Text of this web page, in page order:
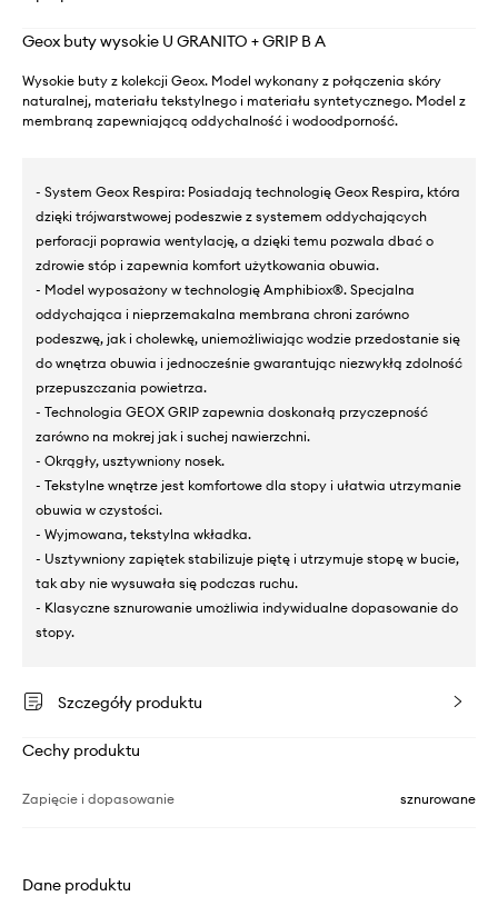
Geox buty wysokie U GRANITO + GRIP B A
Wysokie buty z kolekcji Geox. Model wykonany z połączenia skóry
naturalnej, materiału tekstylnego i materiału syntetycznego. Model z
membraną zapewniającą oddychalność i wodoodporność.
- System Geox Respira: Posiadają technologię Geox Respira, która
dzięki trójwarstwowej podeszwie z systemem oddychających
perforacji poprawia wentylację, a dzięki temu pozwala dbać o
zdrowie stóp i zapewnia komfort użytkowania obuwia.
- Model wyposażony w technologię Amphibiox®. Specjalna
oddychająca i nieprzemakalna membrana chroni zarówno
podeszwę, jak i cholewkę, uniemożliwiając wodzie przedostanie się
do wnętrza obuwia i jednocześnie gwarantując niezwykłą zdolność
przepuszczania powietrza.
- Technologia GEOX GRIP zapewnia doskonałą przyczepność
zarówno na mokrej jak i suchej nawierzchni.
- Okrągły, usztywniony nosek.
- Tekstylne wnętrze jest komfortowe dla stopy i ułatwia utrzymanie
obuwia w czystości.
- Wyjmowana, tekstylna wkładka.
- Usztywniony zapiętek stabilizuje piętę i utrzymuje stopę w bucie,
tak aby nie wysuwała się podczas ruchu.
- Klasyczne sznurowanie umożliwia indywidualne dopasowanie do
stopy.
Szczegóły produktu
Cechy produktu
Zapięcie i dopasowanie sznurowane
Dane produktu